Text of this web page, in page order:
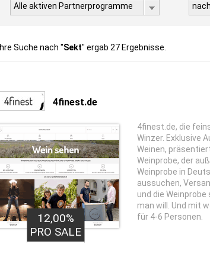
Alle aktiven Partnerprogramme
Ihre Suche nach "Sekt" ergab 27 Ergebnisse.
4finest.de
12,00%
PRO SALE
4finest.de, die
Winzer. Exklusive
Weinen,
Weinprobe, der
Weinprobe in
aussuchen,
und die
man will. Und mit
für 4-6 Personen.